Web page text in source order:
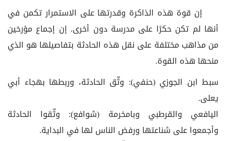
إن قوة هذه الذاكرة وقدرتها على الاستمرار تكمن في
أنها لم تكن حكرًا على مدرسة دون أخرى. إن إجماع مؤرخين
من مذاهب مختلفة على نقل هذه الحادثة بتفاصيلها هو الذي
منحها هذه القوة.
سبط ابن الجوزي (حنفي): وثّق الحادثة، وربطها بهجاء أبي
يعلى.
اليافعي والقرطبي وبامخرمة (شوافع): وثّقوا الحادثة
وأجمعوا على شناعتها ورفض الناس لها في البداية.